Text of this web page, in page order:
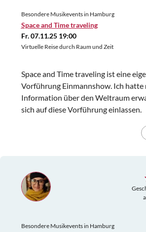
Besondere Musikevents in Hamburg
Space and Time traveling
Fr. 07.11.25 19:00
Virtuelle Reise durch Raum und Zeit
Space and Time traveling ist eine
Vorführung Einmannshow. Ich hatte
Information über den Weltraum
sich auf diese Vorführung einlassen.
Besondere Musikevents in Hamburg